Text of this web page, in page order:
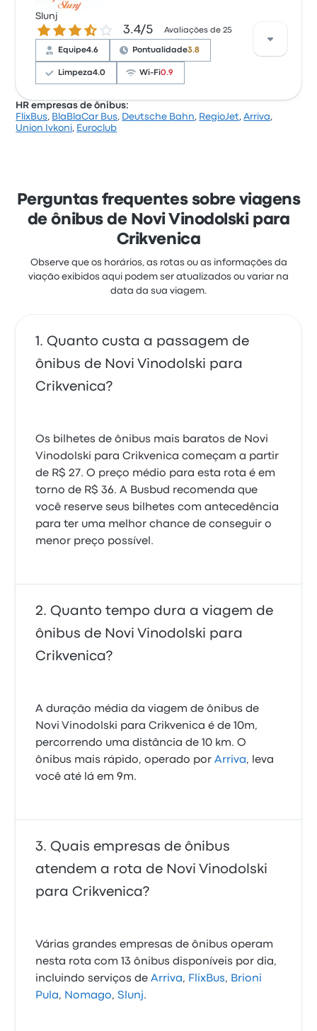
estrelas no Busbud. Os viajantes ficaram satisfeitos
principalmente com a limpeza e o acesso às
passagens de Nomago nesta viagem custam a
partir de R$ 31
Slunj
3.4 de 5 estrelas 3.4/5 Avaliações de 25
Equipe4.6 Pontualidade3.8
Limpeza4.0 Wi-Fi0.9
Com base em 25 avaliações, a empresa tem 3.4
de R$ 32
HR empresas de ônibus:
FlixBus, BlaBlaCar Bus, Deutsche Bahn, RegioJet,Arriva,
Union Ivkoni, Euroclub
Perguntas frequentes sobre viagens
de ônibus de Novi Vinodolski para
Crikvenica
Observe que os horários, as rotas ou as informações da
viação exibidos aqui podem ser atualizados ou variar na
data da sua viagem.
Quanto custa a passagem de
ônibus de Novi Vinodolski para
Crikvenica?
Os bilhetes de ônibus mais baratos de Novi
Vinodolski para Crikvenica começam a partir
de R$ 27. O preço médio para esta rota é em
torno de R$ 36. A Busbud recomenda que
você reserve seus bilhetes com antecedência
para ter uma melhor chance de conseguir o
menor preço possível.
Quanto tempo dura a viagem de
ônibus de Novi Vinodolski para
Crikvenica?
A duração média da viagem de ônibus de
Novi Vinodolski para Crikvenica é de 10m,
percorrendo uma distância de 10 km. O
ônibus mais rápido, operado porArriva, leva
você até lá em 9m.
Quais empresas de ônibus
atendem a rota de Novi Vinodolski
para Crikvenica?
Várias grandes empresas de ônibus operam
nesta rota com 13 ônibus disponíveis por dia,
incluindo serviços deArriva, FlixBus, Brioni
Pula, Nomago,Slunj.